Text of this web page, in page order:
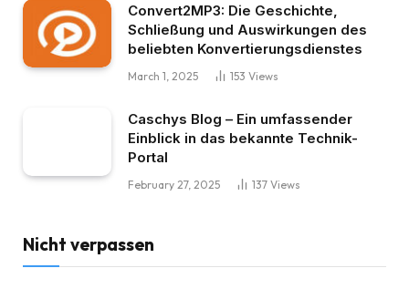
Convert2MP3: Die Geschichte,
Schließung und Auswirkungen des
beliebten Konvertierungsdienstes
March 1, 2025 153 Views
Caschys Blog – Ein umfassender
Einblick in das bekannte Technik-
Portal
February 27, 2025 137 Views
Nicht verpassen